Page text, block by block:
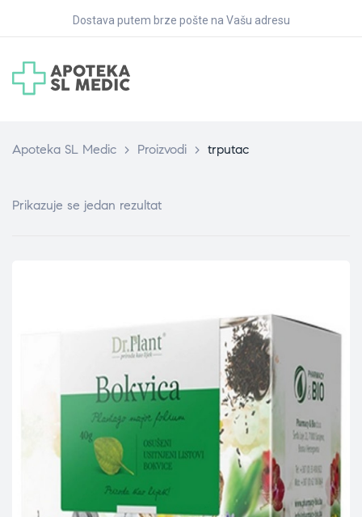
Dostava putem brze pošte na Vašu adresu
Apoteka SL Medic > Proizvodi > trputac
Prikazuje se jedan rezultat